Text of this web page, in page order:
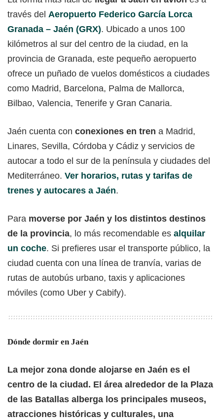
través del Aeropuerto Federico García Lorca
Granada – Jaén (GRX). Ubicado a unos 100
kilómetros al sur del centro de la ciudad, en la
provincia de Granada, este pequeño aeropuerto
ofrece un puñado de vuelos domésticos a ciudades
como Madrid, Barcelona, Palma de Mallorca,
Bilbao, Valencia, Tenerife y Gran Canaria.
Jaén cuenta con conexiones en tren a Madrid,
Linares, Sevilla, Córdoba y Cádiz y servicios de
autocar a todo el sur de la península y ciudades del
Mediterráneo. Ver horarios, rutas y tarifas de
trenes y autocares a Jaén.
Para moverse por Jaén y los distintos destinos
de la provincia, lo más recomendable es alquilar
un coche. Si prefieres usar el transporte público, la
ciudad cuenta con una línea de tranvía, varias de
rutas de autobús urbano, taxis y aplicaciones
móviles (como Uber y Cabify).
Dónde dormir en Jaén
La mejor zona donde alojarse en Jaén es el
centro de la ciudad. El área alrededor de la Plaza
de las Batallas alberga los principales museos,
atracciones históricas y culturales, una